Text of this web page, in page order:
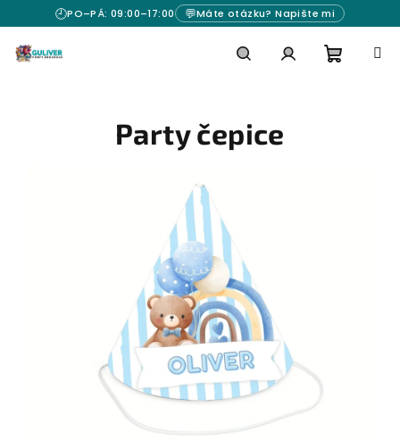
na
obsah
🕘PO–PÁ: 09:00–17:00 💬Máte otázku? Napište mi
Party čepice